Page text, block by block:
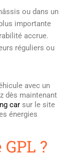
ou dans un
importante
accrue.
réguliers ou
avec un
dès maintenant
car sur le site
énergies
?